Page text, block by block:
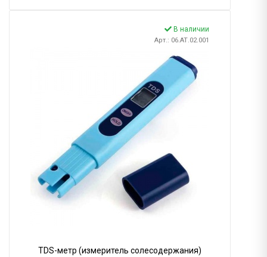
В наличии
Арт.: 06.АТ.02.001
TDS-метр (измеритель солесодержания)